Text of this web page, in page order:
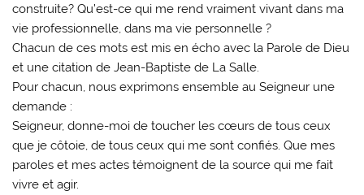
construite? Qu’est-ce qui me rend vraiment vivant dans ma
vie professionnelle, dans ma vie personnelle ?
Chacun de ces mots est mis en écho avec la Parole de Dieu
et une citation de Jean-Baptiste de La Salle.
Pour chacun, nous exprimons ensemble au Seigneur une
demande :
Seigneur, donne-moi de toucher les cœurs de tous ceux
que je côtoie, de tous ceux qui me sont confiés. Que mes
paroles et mes actes témoignent de la source qui me fait
vivre et agir.